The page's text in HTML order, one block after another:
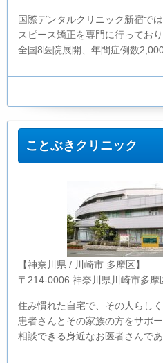
国際デンタルクリニック新宿で
スピース矯正を専門に行っており
全国8医院展開、年間症例数
ことぶきクリニック
【神奈川県 / 川崎市 多摩区】
〒214-0006 神奈川県川崎市多摩
住み慣れた自宅で、その人らし
患者さんとその家族の方をサポ
相談できる身近なお医者さんで